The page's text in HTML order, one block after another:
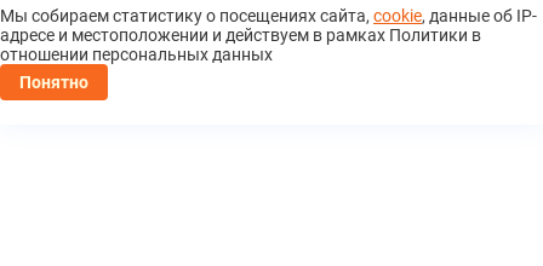
Мы собираем статистику о посещениях сайта, cookie, данные об IP-
адресе и местоположении и действуем в рамках Политики в
отношении персональных данных
Понятно